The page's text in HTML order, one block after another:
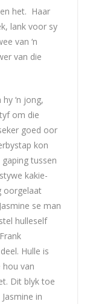
het. Haar
lank voor sy
van ‘n
van die
‘n jong,
om die
goed oor
kon
tussen
kakie-
oorgelaat
se man
hulleself
Hulle is
van
Dit blyk toe
in